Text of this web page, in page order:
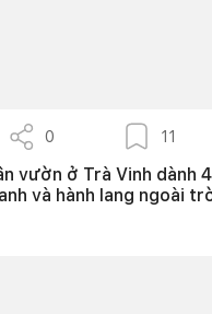
0 11
vườn ở Trà Vinh dành
và hành lang ngoài